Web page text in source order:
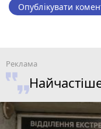
Опублікувати